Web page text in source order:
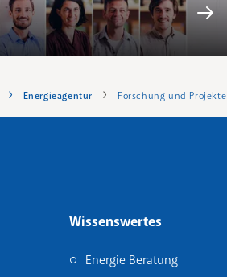
Energieagentur Forschung und Projekte
Wissenswertes
Energie Beratung